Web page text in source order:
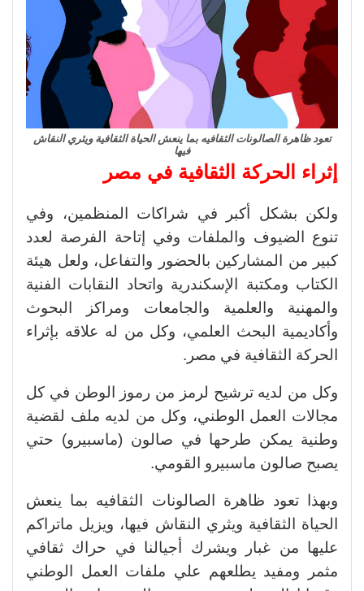
تعود ظاهرة الصالونات الثقافيه بما ينعش الحياة الثقافية ويثري النقاش
فيها
إثراء الحركة الثقافية في مصر
ولكن بشكل أكبر في شراكات المنظمين، وفي
تنوع الضيوف والملفات وفي إتاحة الفرصة لعدد
كبير من المشاركين بالحضور والتفاعل، ولعل هيئة
الكتاب ومكتبة الإسكندرية واتحاد النقابات الفنية
والمهنية والعلمية والجامعات ومراكز البحوث
وأكاديمية البحث العلمي، وكل من له علاقه بإثراء
الحركة الثقافية في مصر.
وكل من لديه ترشيح لرمز من رموز الوطن في كل
مجالات العمل الوطني، وكل من لديه ملف لقضية
وطنية يمكن طرحها في صالون (ماسبيرو) حتي
يصبح صالون ماسبيرو القومي.
وبهذا تعود ظاهرة الصالونات الثقافيه بما ينعش
الحياة الثقافية ويثري النقاش فيها، ويزيل ماتراكم
عليها من غبار ويشرك أجيالنا في حراك ثقافي
مثمر ومفيد يطلعهم علي ملفات العمل الوطني